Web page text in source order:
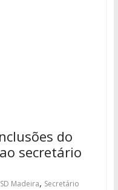
do
secretário
Madeira, Secretário